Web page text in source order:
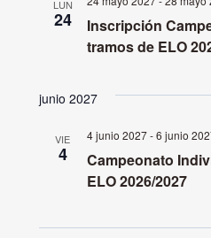
LUN
24
Inscripción
tramos de ELO
junio 2027
VIE
4
Campeonato
ELO 2026/2027
4 junio 2027-6 junio